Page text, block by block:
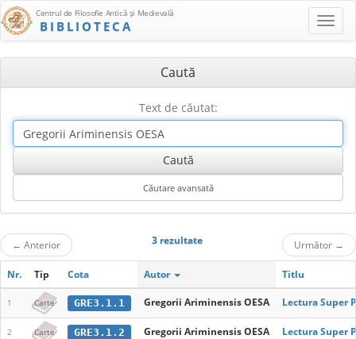
Centrul de Filosofie Antică şi Medievală
BIBLIOTECA
Caută
Text de căutat:
← Anterior 3 rezultate Următor →
Nr. Tip Cota Autor Titlu
1 Carte GRE3.1.1 Gregorii Ariminensis OESA Lectura Super
2 Carte GRE3.1.2 Gregorii Ariminensis OESA Lectura Super